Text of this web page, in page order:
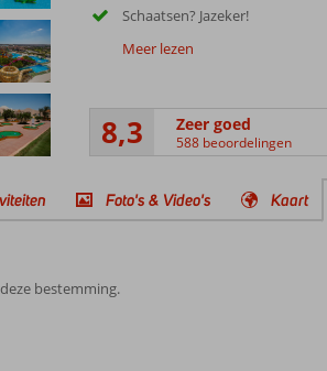
Schaatsen? Jazeker!
Meer lezen
8,3 Zeer goed
588 beoordelingen
Foto's & Video's Kaart
bestemming.